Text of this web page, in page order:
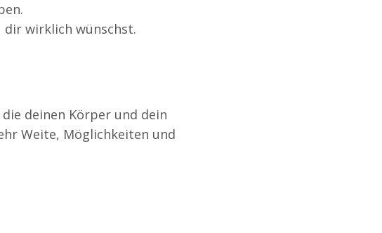
dir wirklich wünschst.
die deinen Körper und dein
Weite, Möglichkeiten und